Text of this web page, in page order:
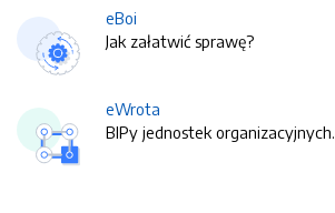
eBoi
Jak załatwić sprawę?
eWrota
BIPy jednostek organizacyjnych.